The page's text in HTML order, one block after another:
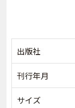
出版社
刊行年月
サイズ